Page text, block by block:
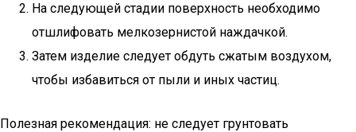
На следующей стадии поверхность необходимо
отшлифовать мелкозернистой наждачкой.
Затем изделие следует обдуть сжатым воздухом,
чтобы избавиться от пыли и иных частиц.
Полезная рекомендация: не следует грунтовать